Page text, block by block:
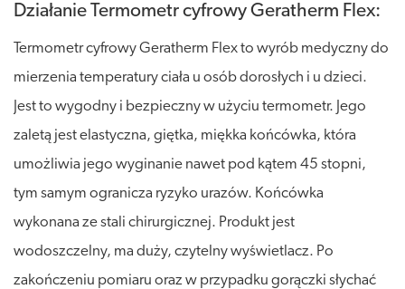
Działanie Termometr cyfrowy Geratherm Flex:
Termometr cyfrowy Geratherm Flex to wyrób medyczny do
mierzenia temperatury ciała u osób dorosłych i u dzieci.
Jest to wygodny i bezpieczny w użyciu termometr. Jego
zaletą jest elastyczna, giętka, miękka końcówka, która
umożliwia jego wyginanie nawet pod kątem 45 stopni,
tym samym ogranicza ryzyko urazów. Końcówka
wykonana ze stali chirurgicznej. Produkt jest
wodoszczelny, ma duży, czytelny wyświetlacz. Po
zakończeniu pomiaru oraz w przypadku gorączki słychać